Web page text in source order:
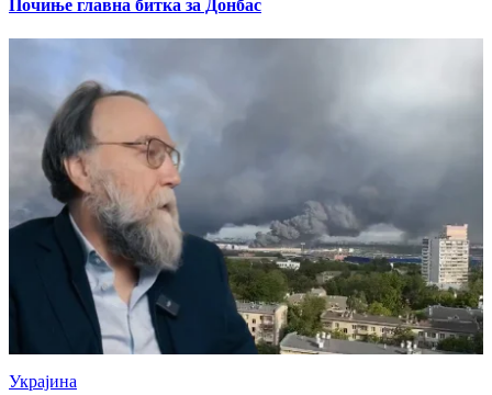
Почиње главна битка за Донбас
Украјина